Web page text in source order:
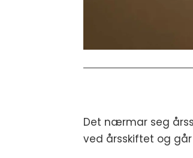
Det nærmar seg
ved årsskiftet og